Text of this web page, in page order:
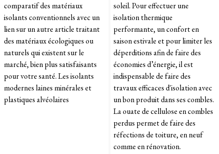
comparatif des matériaux
isolants conventionnels avec un
lien sur un autre article traitant
des matériaux écologiques ou
naturels qui existent sur le
marché, bien plus satisfaisants
pour votre santé. Les isolants
modernes laines minérales et
plastiques alvéolaires
soleil. Pour effectuer une
isolation thermique
performante, un confort en
saison estivale et pour limiter les
déperditions afin de faire des
économies d’énergie, il est
indispensable de faire des
travaux efficaces d'isolation avec
un bon produit dans ses combles.
La ouate de cellulose en combles
perdus permet de faire des
réfections de toiture, en neuf
comme en rénovation.